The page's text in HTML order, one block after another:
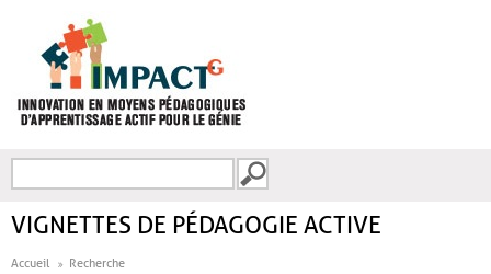
FORMULAIRE DE
VIGNETTES DE PÉDAGOGIE ACTIVE
Accueil Recherche